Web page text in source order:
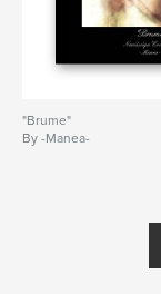
"Brume"
By -Manea-